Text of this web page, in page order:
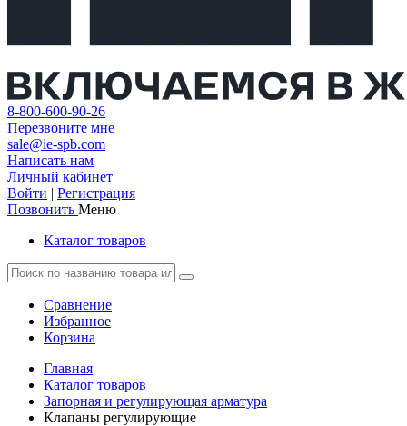
8-800-600-90-26
Перезвоните мне
sale@ie-spb.com
Написать нам
Личный кабинет
Войти | Регистрация
Позвонить Меню
Каталог товаров
Сравнение
Избранное
Корзина
Главная
Каталог товаров
Запорная и регулирующая арматура
Клапаны регулирующие